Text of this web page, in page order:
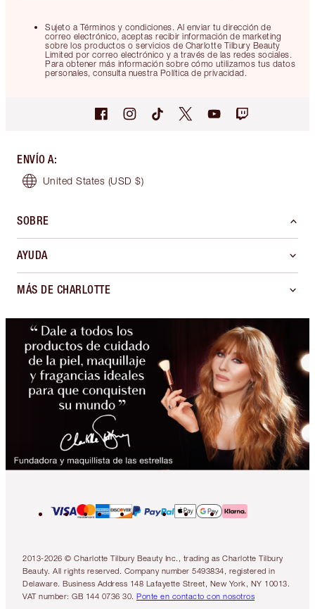
Sujeto a Términos y condiciones. Al enviar tu dirección de
correo electrónico, aceptas recibir información de marketing
sobre los productos o servicios de Charlotte Tilbury Beauty
Limited por correo electrónico y a través de las redes sociales.
Para obtener más información sobre cómo utilizamos tus datos
personales, consulta nuestra Política de privacidad.
ENVÍO A:
United States (USD $)
SOBRE
AYUDA
MÁS DE CHARLOTTE
2013-2026 © Charlotte Tilbury Beauty Inc., trading as Charlotte Tilbury
Beauty. All rights reserved. Company number 5493834, registered in
Delaware. Business Address 148 Lafayette Street, New York, NY 10013.
VAT number: GB 144 0736 30. Ponte en contacto con nosotros